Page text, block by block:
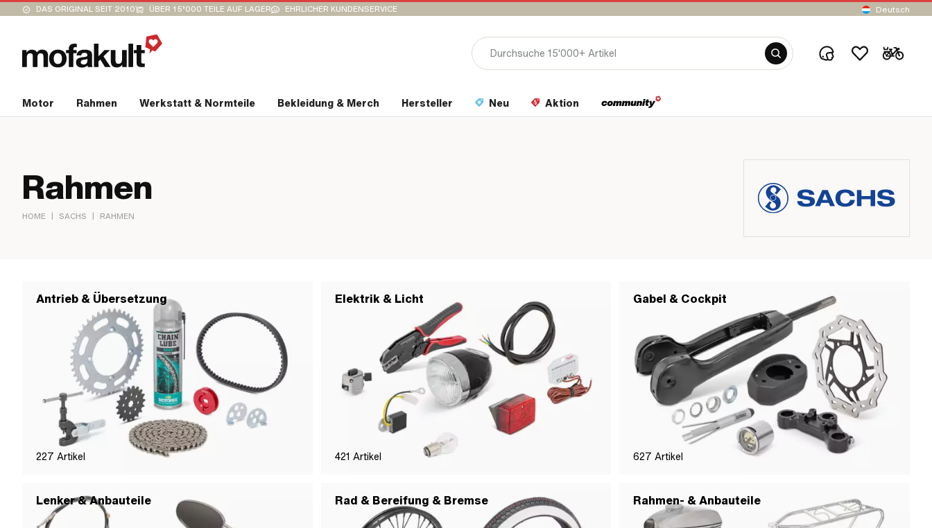
DAS ORIGINAL SEIT 2010 ÜBER 15’000 TEILE AUF LAGER EHRLICHER KUNDENSERVICE Deutsch
Motor Rahmen Werkstatt & Normteile Bekleidung & Merch Hersteller Neu Aktion
Rahmen
HOME | SACHS | RAHMEN
Antrieb & Übersetzung
227 Artikel
Elektrik & Licht
421 Artikel
Gabel & Cockpit
627 Artikel
Lenker & Anbauteile Rad & Bereifung & Bremse Rahmen- & Anbauteile